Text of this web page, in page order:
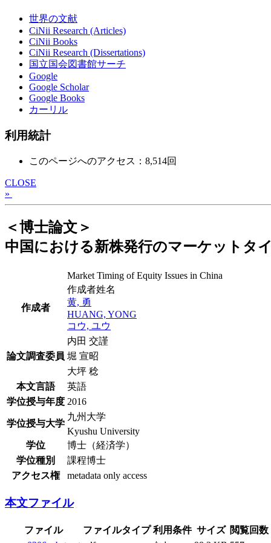
世界の文献
CiNii Research (Articles)
CiNii Books
CiNii Research (Dissertations)
国立国会図書館サーチ
Google
Google Scholar
Google Books
カーリル
利用統計
このページへのアクセス：8,514回
CLOSE
»
＜博士論文＞
中国における新株発行のマーケットタ
Market Timing of Equity Issues in China
作成者
作成者姓名
黄, 勇
HUANG, YONG
コウ, ユウ
論文調査委員
内田 交謹
堀 宣昭
大坪 稔
本文言語
英語
学位授与年度 2016
学位授与大学
九州大学
Kyushu University
学位
博士（経済学）
学位種別
課程博士
アクセス権
metadata only access
本文ファイル
ファイル ファイルタイプ 利用条件 サイズ 閲覧回数